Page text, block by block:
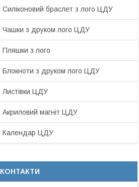
Силіконовий браслет з лого ЦДУ
Чашки з друком лого ЦДУ
Пляшки з лого
Блокноти з друком лого ЦДУ
Листівки ЦДУ
Акриловий магніт ЦДУ
Календар ЦДУ
КОНТАКТИ